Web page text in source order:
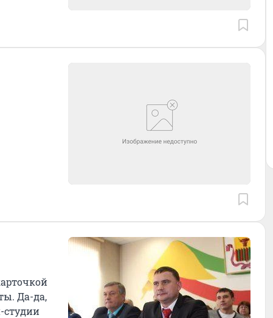
Да-да,
студии